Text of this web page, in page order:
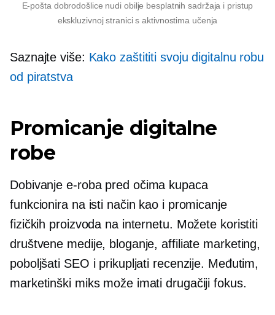
E-pošta dobrodošlice nudi obilje besplatnih sadržaja i pristup
ekskluzivnoj stranici s aktivnostima učenja
Saznajte više: Kako zaštititi svoju digitalnu robu
od piratstva
Promicanje digitalne
robe
Dobivanjee-robapred očima kupaca
funkcionira na isti način kao i promicanje
fizičkih proizvoda na internetu. Možete koristiti
društvene medije, bloganje, affiliate marketing,
poboljšati SEO i prikupljati recenzije. Međutim,
marketinški miks može imati drugačiji fokus.